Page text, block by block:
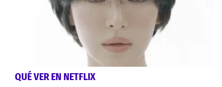
QUÉ VER EN NETFLIX